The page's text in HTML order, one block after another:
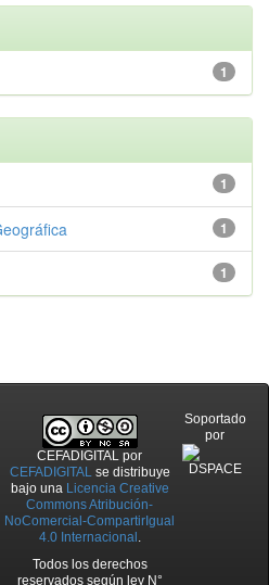
1
1
1
1
CEFADIGITAL por
CEFADIGITALse distribuye
bajo una Licencia Creative
Commons Atribución-
NoComercial-CompartirIgual
4.0 Internacional .
Todos los derechos
reservados según ley N°
Soportado
por